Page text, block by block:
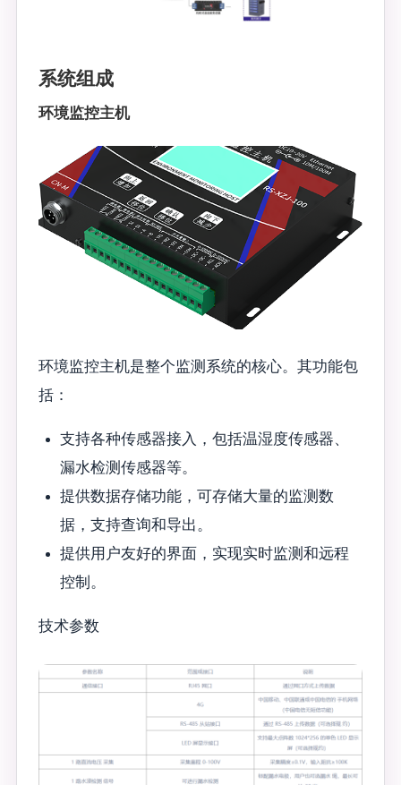
系统组成
环境监控主机
环境监控主机是整个监测系统的核心。其功能包
括：
支持各种传感器接入，包括温湿度传感器、
漏水检测传感器等。
提供数据存储功能，可存储大量的监测数
据，支持查询和导出。
提供用户友好的界面，实现实时监测和远程
控制。
技术参数